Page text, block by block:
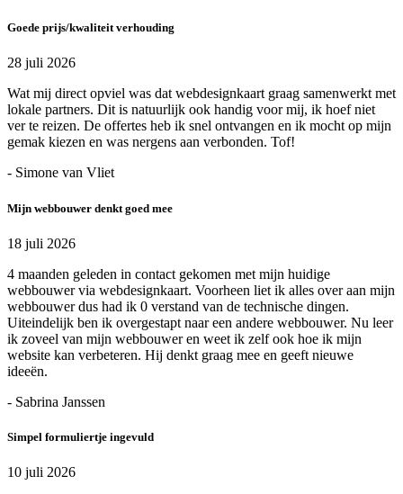
Goede prijs/kwaliteit verhouding
28 juli 2026
Wat mij direct opviel was dat webdesignkaart graag samenwerkt met
lokale partners. Dit is natuurlijk ook handig voor mij, ik hoef niet
ver te reizen. De offertes heb ik snel ontvangen en ik mocht op mijn
gemak kiezen en was nergens aan verbonden. Tof!
- Simone van Vliet
Mijn webbouwer denkt goed mee
18 juli 2026
4 maanden geleden in contact gekomen met mijn huidige
webbouwer via webdesignkaart. Voorheen liet ik alles over aan mijn
webbouwer dus had ik 0 verstand van de technische dingen.
Uiteindelijk ben ik overgestapt naar een andere webbouwer. Nu leer
ik zoveel van mijn webbouwer en weet ik zelf ook hoe ik mijn
website kan verbeteren. Hij denkt graag mee en geeft nieuwe
ideeën.
- Sabrina Janssen
Simpel formuliertje ingevuld
10 juli 2026